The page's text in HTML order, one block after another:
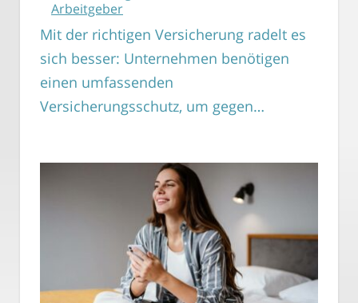
Arbeitgeber
Mit der richtigen Versicherung radelt es
sich besser: Unternehmen benötigen
einen umfassenden
Versicherungsschutz, um gegen…